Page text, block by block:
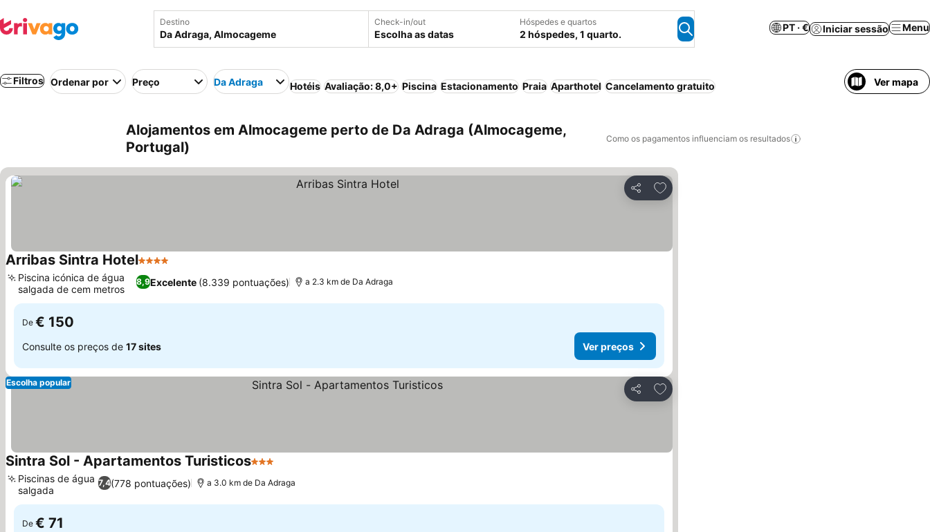
Destino Check-in/out
Escolha as datas
Hóspedes e quartos
2 hóspedes, 1 quarto.
PT · € Iniciar sessão Menu
Filtros Ordenar por Preço Da Adraga Hotéis Avaliação: 8,0+ Piscina Estacionamento Praia Aparthotel Cancelamento gratuito Ver mapa
Alojamentos em Almocageme perto de Da Adraga (Almocageme,
Portugal)
Como os pagamentos influenciam os resultados
Partilhar
Adicionar aos favoritos
Arribas Sintra Hotel4 Estrelas
8,9Excelente (8.339 pontuações)
Piscina icónica de água
salgada de cem metros
a 2.3 km de Da Adraga
De € 150
Consulte os preços de 17 sites Ver preços
Partilhar
Adicionar aos favoritos
Escolha popular
Sintra Sol - Apartamentos Turisticos3 Estrelas
7,4(778 pontuações)
Piscinas de água
salgada
a 3.0 km de Da Adraga
De € 71